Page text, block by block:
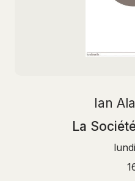
Ian
La